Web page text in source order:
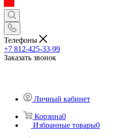
Телефоны
+7 812-425-33-99
Заказать звонок
Личный кабинет
Корзина0
Избранные товары0